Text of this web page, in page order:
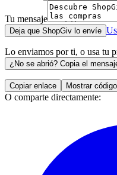
Tu mensaje
Deja que ShopGiv lo envíe
Lo enviamos por ti, o usa tu
¿No se abrió? Copia el
Copiar enlace Mostrar
O comparte directamente: